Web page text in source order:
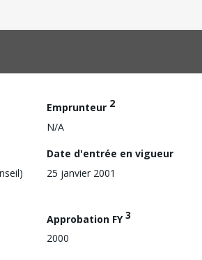
Emprunteur 2
N/A
Date d'entrée en vigueur
25 janvier 2001
Approbation FY3
2000